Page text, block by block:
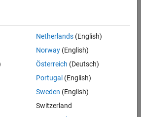
incorrectly for cryptographic operation
incorrectly for digest operation
operations
step
Netherlands(English)
Norway(English)
Österreich (Deutsch)
Portugal (English)
Sweden (English)
Switzerland